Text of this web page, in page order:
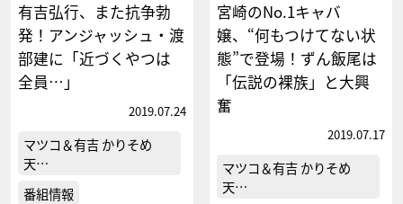
有吉弘行、また抗争勃
発！アンジャッシュ・渡
部建に「近づくやつは
全員…」
2019.07.24
マツコ＆有吉 かりそめ
天…
番組情報
宮崎のNo.1キャバ
嬢、“何もつけてない状
態”で登場！ずん飯尾は
「伝説の裸族」と大興
奮
2019.07.17
マツコ＆有吉 かりそめ
天…